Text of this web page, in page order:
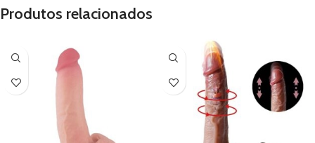
Produtos relacionados